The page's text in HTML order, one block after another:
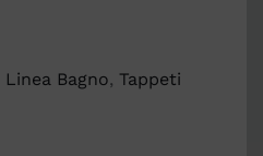
Linea Bagno, Tappeti